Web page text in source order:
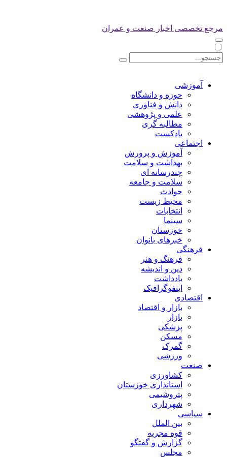
مرجع تخصصی اخبار صنعت و عمران
آموزشی
حوزه و دانشگاه
دانش و فناوری
علمی و پژوهشی
مطالبه گری
پادکست
اجتماعی
آموزش و پرورش
بهداشت و سلامت
چندرسانه ای
سلامت و جامعه
حوادث
محیط زیست
انتخابات
سینما
خوزستان
خبرهای بانوان
فرهنگی
فرهنگ و هنر
دین و اندیشه
یادداشت
اینفوگرافیک
اقتصادی
بازار و اقتصاد
بازار
پزشکی
مسکن
گمرک
ورزشی
صنعت
کشاورزی
استانداری خوزستان
پتروشیمی
شهرداری
سیاسی
بین الملل
قوه مجریه
گزارش و گفتگو
مجلس